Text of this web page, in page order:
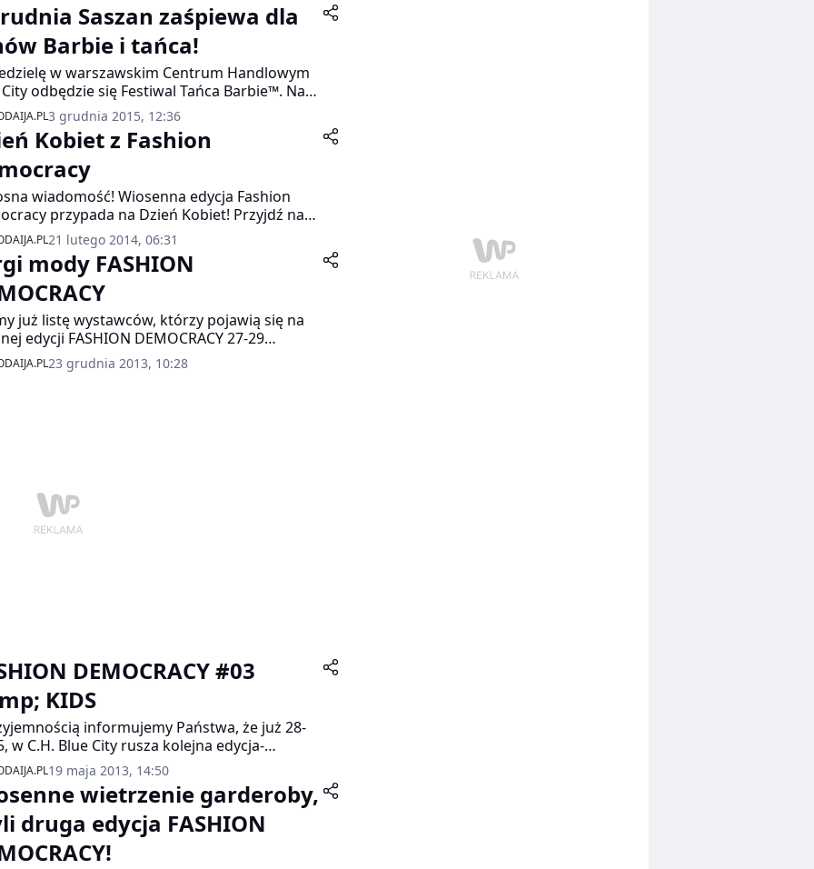
Saszan zaśpiewa dla
Barbie i tańca!
w warszawskim Centrum Handlowym
odbędzie się Festiwal Tańca Barbie™. Na
czekają liczne pokazy taneczne oraz
przygotowane przez tancerzy z
Dance Studio. Fanki tańca, Barbie® i
czeka wyjątkowy konkurs na najciekawsza
inspirowaną rockową Barbie a na
turnieju wystąpi jedna z najbardziej
wokalistek – Saszan, która
hity z musicalu „Barbie Rockowa
Wstęp wolny!
3 grudnia 2015, 12:36
Kobiet z Fashion
wiadomość! Wiosenna edycja Fashion
przypada na Dzień Kobiet! Przyjdź na
Democracy do CH Blue City w dniach 5-7
i spraw sobie prezent na Dzień Kobiet.
projektanci stworzyli wyjątkowe kreacje dla
z nas.
21 lutego 2014, 06:31
mody FASHION
już listę wystawców, którzy pojawią się na
edycji FASHION DEMOCRACY 27-29
C.H. BLUE CITY!
23 grudnia 2013, 10:28
DEMOCRACY #03
KIDS
informujemy Państwa, że już 28-
w C.H. Blue City rusza kolejna edycja-
DEMOCRACY, imprezy promującej
niezależnych projektantów i marki.
19 maja 2013, 14:50
wietrzenie garderoby,
druga edycja FASHION